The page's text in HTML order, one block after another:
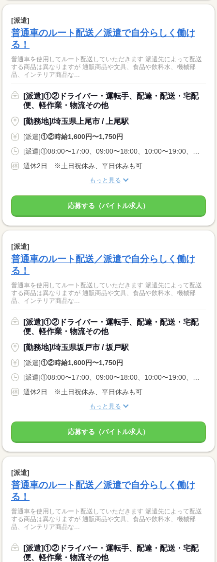
[派遣]
普通車のルート配送／派遣で自分らしく働け
る！
普通車を使用してルート配送していただきます 派遣先によって配送
する商品は異なりますが 通販商品や文具、食品や飲料水、機械部
品、インテリア商品な...
[派遣]①②ドライバー・運転手、配達・配送・宅配
便、軽作業・物流その他
[勤務地]/埼玉県上尾市 / 上尾駅
[派遣]①②時給1,600円〜1,750円
週休2日 ※土日祝休み、平日休みも可
もっと見る
応募する（バイトル求人）
[派遣]
普通車のルート配送／派遣で自分らしく働け
る！
普通車を使用してルート配送していただきます 派遣先によって配送
する商品は異なりますが 通販商品や文具、食品や飲料水、機械部
品、インテリア商品な...
[派遣]①②ドライバー・運転手、配達・配送・宅配
便、軽作業・物流その他
[勤務地]/埼玉県坂戸市 / 坂戸駅
[派遣]①②時給1,600円〜1,750円
週休2日 ※土日祝休み、平日休みも可
もっと見る
応募する（バイトル求人）
[派遣]
普通車のルート配送／派遣で自分らしく働け
る！
普通車を使用してルート配送していただきます 派遣先によって配送
する商品は異なりますが 通販商品や文具、食品や飲料水、機械部
品、インテリア商品な...
[派遣]①②ドライバー・運転手、配達・配送・宅配
便、軽作業・物流その他